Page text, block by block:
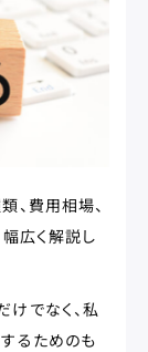
、費用相場、
広く解説し
でなく、私
るためのも